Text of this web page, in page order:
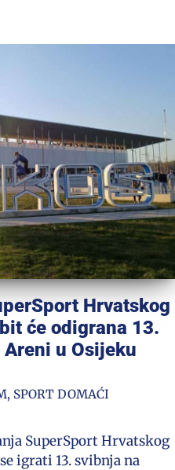
Hrvatskog
će odigrana 13.
u Osijeku
, SPORT DOMAĆI
SuperSport Hrvatskog
igrati 13. svibnja na